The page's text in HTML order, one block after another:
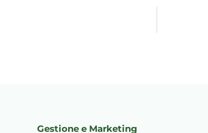
Gestione e Marketing